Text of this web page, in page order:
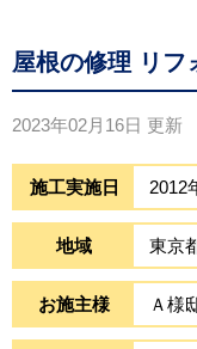
屋根の修理 リフ
2023年02月16日 更新
施工実施日 2012
地域 東京
お施主様 Ａ様